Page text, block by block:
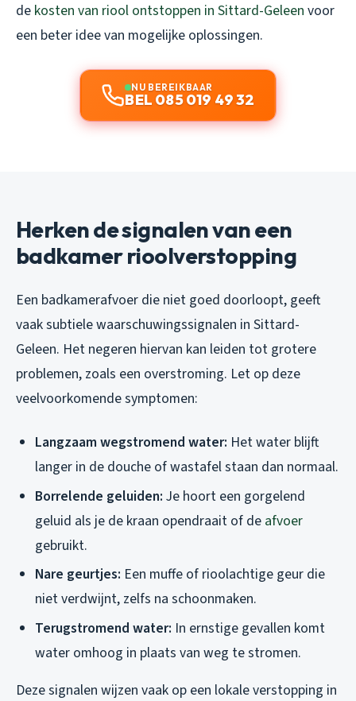
de kosten van riool ontstoppen in Sittard-Geleen voor
een beter idee van mogelijke oplossingen.
NU BEREIKBAAR
BEL 085 019 49 32
Herken de signalen van een
badkamer rioolverstopping
Een badkamerafvoer die niet goed doorloopt, geeft
vaak subtiele waarschuwingssignalen in Sittard-
Geleen. Het negeren hiervan kan leiden tot grotere
problemen, zoals een overstroming. Let op deze
veelvoorkomende symptomen:
Langzaam wegstromend water: Het water blijft
langer in de douche of wastafel staan dan normaal.
Borrelende geluiden: Je hoort een gorgelend
geluid als je de kraan opendraait of de afvoer
gebruikt.
Nare geurtjes: Een muffe of rioolachtige geur die
niet verdwijnt, zelfs na schoonmaken.
Terugstromend water: In ernstige gevallen komt
water omhoog in plaats van weg te stromen.
Deze signalen wijzen vaak op een lokale verstopping in